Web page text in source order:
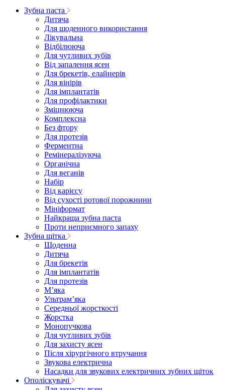
Зубна паста
Дитяча
Для щоденного використання
Лікувальна
Відбілююча
Для чутливих зубів
Від запалення ясен
Для брекетів, елайнерів
Для вінірів
Для імплантатів
Для профілактики
Зміцнююча
Комплексна
Без фтору
Для протезів
Ферментна
Ремінералізуюча
Органічна
Для веганів
Набір
Від карієсу
Від сухості ротової порожнини
Мініформат
Найкраща зубна паста
Проти неприємного запаху
Зубна щітка
Щоденна
Дитяча
Для брекетів
Для імплантатів
Для протезів
Мʼяка
Ультрамʼяка
Середньої жорсткості
Жорстка
Монопучкова
Для чутливих зубів
Для захисту ясен
Після хірургічного втручання
Звукова електрична
Насадки для звукових електричних зубних щіток
Ополіскувачі